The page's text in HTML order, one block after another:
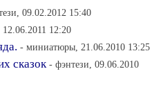
09.02.2012 15:40
12:20
- миниатюры, 21.06.2010 13:25
сказок - фэнтези, 09.06.2010